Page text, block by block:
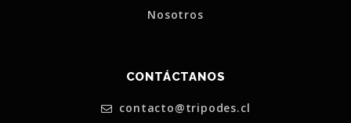
Nosotros
CONTÁCTANOS
contacto@tripodes.cl